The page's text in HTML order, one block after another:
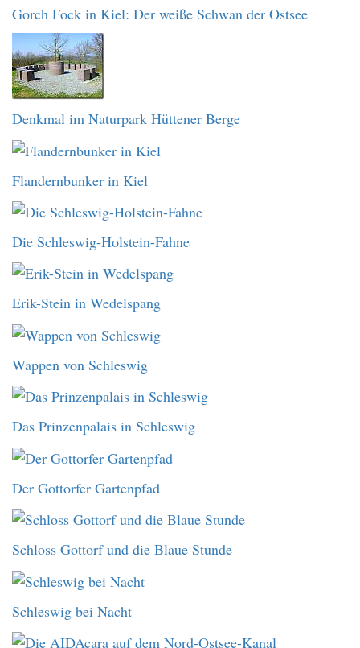
Gorch Fock in Kiel: Der weiße Schwan der Ostsee
Denkmal im Naturpark Hüttener Berge
Flandernbunker in Kiel
Die Schleswig-Holstein-Fahne
Erik-Stein in Wedelspang
Wappen von Schleswig
Das Prinzenpalais in Schleswig
Der Gottorfer Gartenpfad
Schloss Gottorf und die Blaue Stunde
Schleswig bei Nacht